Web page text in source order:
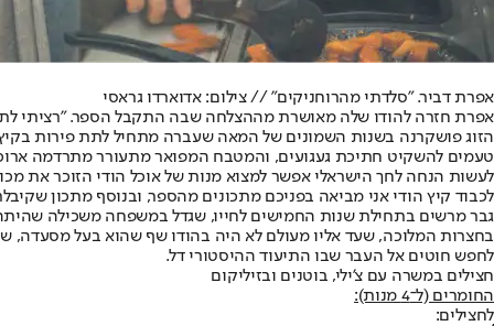
אפרת דביר. "סלדתי מהרוחניקים" // צילום: אדוארדו גראסי
אפרת חזרה להודו שלה מאושרת מההצלחה שבה התקבל הספר. "רציתי
הזוג פושקרנה בשנות השמונים של המאה שעברה מתחיל לתת פירות
טעמים להשקיט חתיכת געגועים, והמטבח המפואר מתעורר מתרדמה
לעשות הנחה לחך הישראלי אפשר למצוא מנות של אוכל הודי הזוכר את
לכבוד קיץ הודי אני מביאה בפניכם מתכונים מהספר, ובנוסף מתכון
גבר מרשים בתחילת שנות החמישים לחייו, שגדל במשפחה משכילה
בחצרות המלוכה, שעד אליו מעולם לא היה בהודו שף שהוא בעל מסעדה,
לחפש חוטים אל העבר שבו התיעוד ההיסטורי דל.
חצילים במשרה עם צ'ילי, בוטנים ובזיליקום
החומרים (ל־4 מנות):
לחצילים: